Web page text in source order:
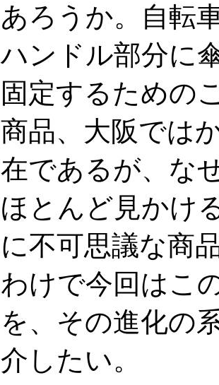
あろうか。自転
ハンドル部分に
固定するための
商品、大阪では
在であるが、な
ほとんど見かけ
に不可思議な商
わけで今回はこ
を、その進化の
介したい。